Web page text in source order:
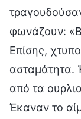
φωνάζουν:
Επίσης,
ασταμάτητα.
από τα
Έκαναν το